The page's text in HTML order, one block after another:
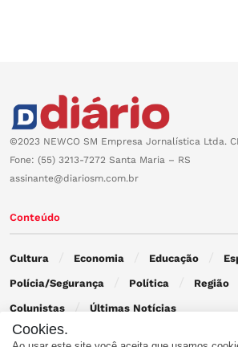
©2023 NEWCO SM Empresa Jornalística Ltda.
Fone: (55) 3213-7272 Santa Maria – RS
assinante@diariosm.com.br
Conteúdo
Cultura Economia Educação
Polícia/Segurança Política Região
Colunistas Últimas Notícias
Cookies.